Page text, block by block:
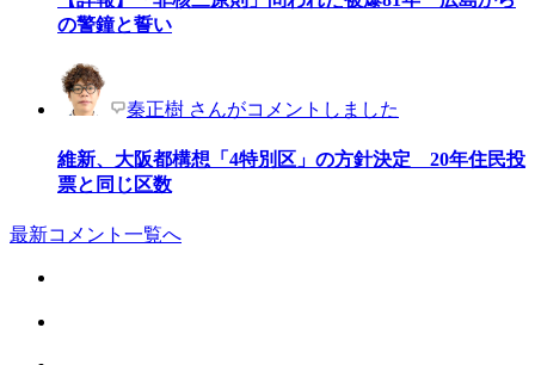
の警鐘と誓い
秦正樹 さんがコメントしました
維新、大阪都構想「4特別区」の方針決定 20年住民投
票と同じ区数
最新コメント一覧へ